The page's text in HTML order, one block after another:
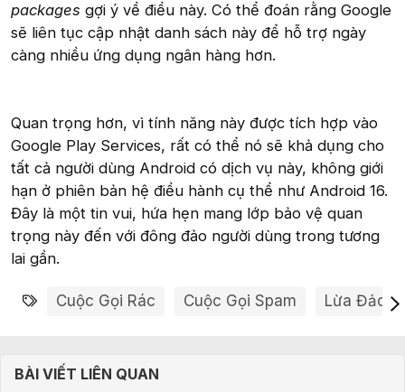
packages gợi ý về điều này. Có thể đoán rằng Google
sẽ liên tục cập nhật danh sách này để hỗ trợ ngày
càng nhiều ứng dụng ngân hàng hơn.
Quan trọng hơn, vì tính năng này được tích hợp vào
Google Play Services, rất có thể nó sẽ khả dụng cho
tất cả người dùng Android có dịch vụ này, không giới
hạn ở phiên bản hệ điều hành cụ thể như Android 16.
Đây là một tin vui, hứa hẹn mang lớp bảo vệ quan
trọng này đến với đông đảo người dùng trong tương
lai gần.
Từ khóa
Cuộc Gọi Rác Cuộc Gọi Spam Lừa Đảo
BÀI VIẾT LIÊN QUAN